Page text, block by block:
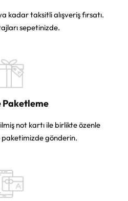
kadar taksitli alışveriş fırsatı.
sepetinizde.
Paketleme
not kartı ile birlikte özenle
paketimizde gönderin.